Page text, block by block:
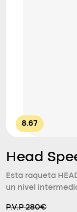
8.67
Head
Esta raqueta
un nivel
P.V.P 280€